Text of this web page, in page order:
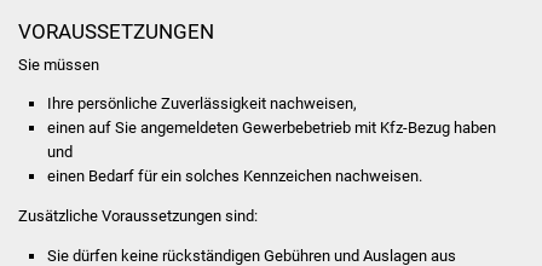
Bürgerinfos
Bildung
VORAUSSETZUNGEN
Sie müssen
Ihre persönliche Zuverlässigkeit nachweisen,
einen auf Sie angemeldeten Gewerbebetrieb mit Kfz-Bezug haben
und
einen Bedarf für ein solches Kennzeichen nachweisen.
Zusätzliche Voraussetzungen sind:
Sie dürfen keine rückständigen Gebühren und Auslagen aus